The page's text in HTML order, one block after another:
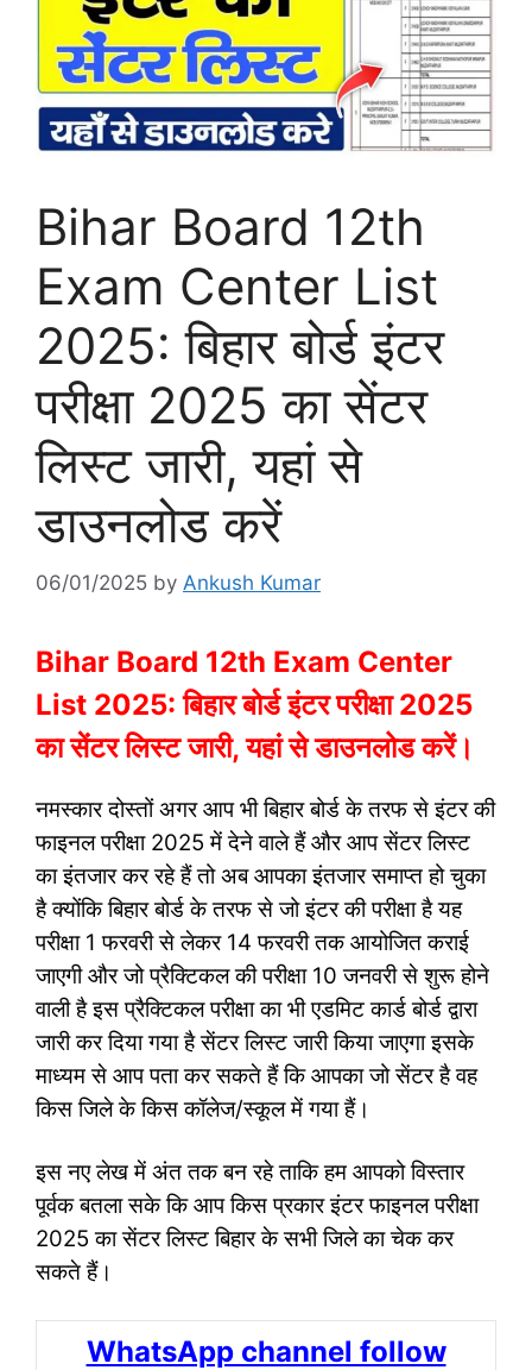
Bihar Board 12th
Exam Center List
2025: बिहार बोर्ड इंटर
परीक्षा 2025 का सेंटर
लिस्ट जारी, यहां से
डाउनलोड करें
06/01/2025 by Ankush Kumar
Bihar Board 12th Exam Center
List 2025: बिहार बोर्ड इंटर परीक्षा 2025
का सेंटर लिस्ट जारी, यहां से डाउनलोड करें।
नमस्कार दोस्तों अगर आप भी बिहार बोर्ड के तरफ से इंटर की
फाइनल परीक्षा 2025 में देने वाले हैं और आप सेंटर लिस्ट
का इंतजार कर रहे हैं तो अब आपका इंतजार समाप्त हो चुका
है क्योंकि बिहार बोर्ड के तरफ से जो इंटर की परीक्षा है यह
परीक्षा 1 फरवरी से लेकर 14 फरवरी तक आयोजित कराई
जाएगी और जो प्रैक्टिकल की परीक्षा 10 जनवरी से शुरू होने
वाली है इस प्रैक्टिकल परीक्षा का भी एडमिट कार्ड बोर्ड द्वारा
जारी कर दिया गया है सेंटर लिस्ट जारी किया जाएगा इसके
माध्यम से आप पता कर सकते हैं कि आपका जो सेंटर है वह
किस जिले के किस कॉलेज/स्कूल में गया हैं।
इस नए लेख में अंत तक बन रहे ताकि हम आपको विस्तार
पूर्वक बतला सके कि आप किस प्रकार इंटर फाइनल परीक्षा
2025 का सेंटर लिस्ट बिहार के सभी जिले का चेक कर
सकते हैं।
WhatsApp channel follow